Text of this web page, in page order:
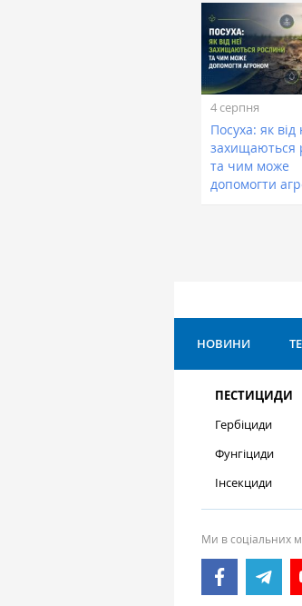
Лінійний
«ТАС Агро
Агро)
4 серпня
Посуха: як від
захищаються
та чим може
допомогти
НОВИНИ
ПЕСТИЦИДИ
Гербіциди
Фунгіциди
Інсекциди
Ми в соціальних